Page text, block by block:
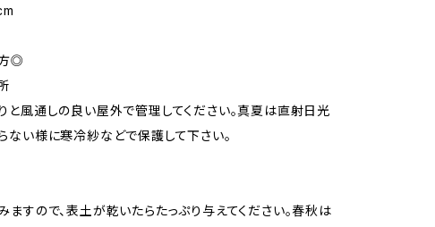
◎
と風通しの良い屋外で管理してください。真夏は直射日光
ない様に寒冷紗などで保護して下さい。
ますので、表土が乾いたらたっぷり与えてください。春秋は